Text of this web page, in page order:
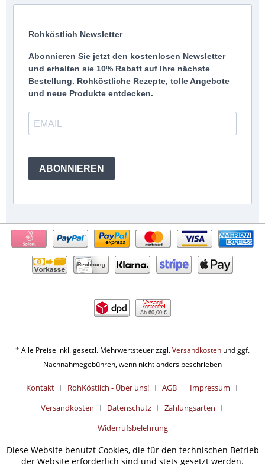
Rohköstlich Newsletter
Abonnieren Sie jetzt den kostenlosen Newsletter
und erhalten sie 10% Rabatt auf Ihre nächste
Bestellung. Rohköstliche Rezepte, tolle Angebote
und neue Produkte entdecken.
ABONNIEREN
Ab 60,00 €
* Alle Preise inkl. gesetzl. Mehrwertsteuer zzgl.Versandkosten und ggf.
Nachnahmegebühren, wenn nicht anders beschrieben
Kontakt RohKöstlich - Über uns! AGB
Impressum
Versandkosten
Datenschutz
Zahlungsarten
Widerrufsbelehrung
Diese Website benutzt Cookies, die für den technischen Betrieb
der Website erforderlich sind und stets gesetzt werden.